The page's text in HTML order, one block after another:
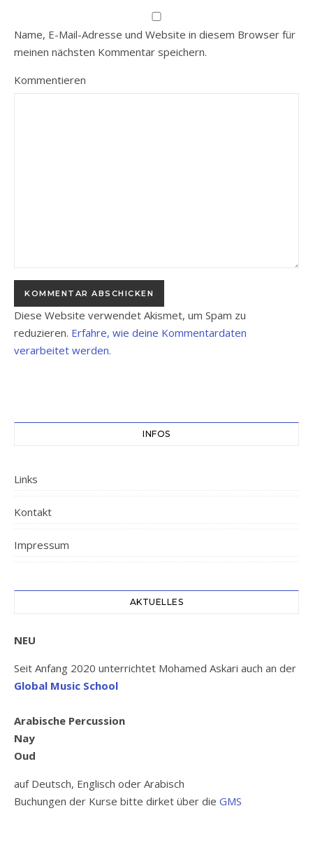
Name, E-Mail-Adresse und Website in diesem Browser für
meinen nächsten Kommentar speichern.
Kommentieren
Diese Website verwendet Akismet, um Spam zu
reduzieren. Erfahre, wie deine Kommentardaten
verarbeitet werden.
INFOS
Links
Kontakt
Impressum
AKTUELLES
NEU
Seit Anfang 2020 unterrichtet Mohamed Askari auch an der
Global Music School
Arabische Percussion
Nay
Oud
auf Deutsch, Englisch oder Arabisch
Buchungen der Kurse bitte dirket über die GMS